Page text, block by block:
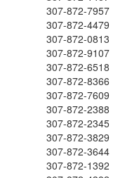
307-872-7957
307-872-4479
307-872-0813
307-872-9107
307-872-6518
307-872-8366
307-872-7609
307-872-2388
307-872-2345
307-872-3829
307-872-3644
307-872-1392